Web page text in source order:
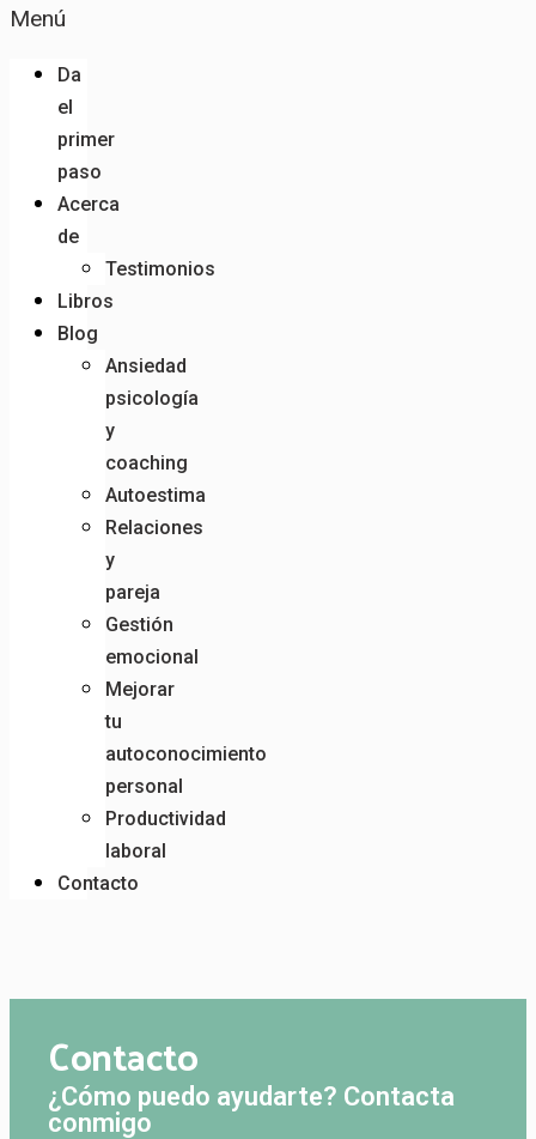
Menú
Da
el
primer
paso
Acerca
de
Testimonios
Libros
Blog
Ansiedad
psicología
y
coaching
Autoestima
Relaciones
y
pareja
Gestión
emocional
Mejorar
tu
autoconocimiento
personal
Productividad
laboral
Contacto
Contacto
¿Cómo puedo ayudarte? Contacta
conmigo